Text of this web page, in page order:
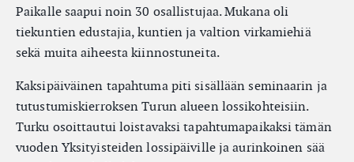
Paikalle saapui noin 30 osallistujaa. Mukana oli
tiekuntien edustajia, kuntien ja valtion virkamiehiä
sekä muita aiheesta kiinnostuneita.
Kaksipäiväinen tapahtuma piti sisällään seminaarin ja
tutustumiskierroksen Turun alueen lossikohteisiin.
Turku osoittautui loistavaksi tapahtumapaikaksi tämän
vuoden Yksityisteiden lossipäiville ja aurinkoinen sää